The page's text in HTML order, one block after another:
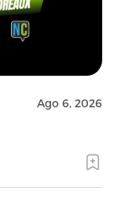
Ago 6, 2026